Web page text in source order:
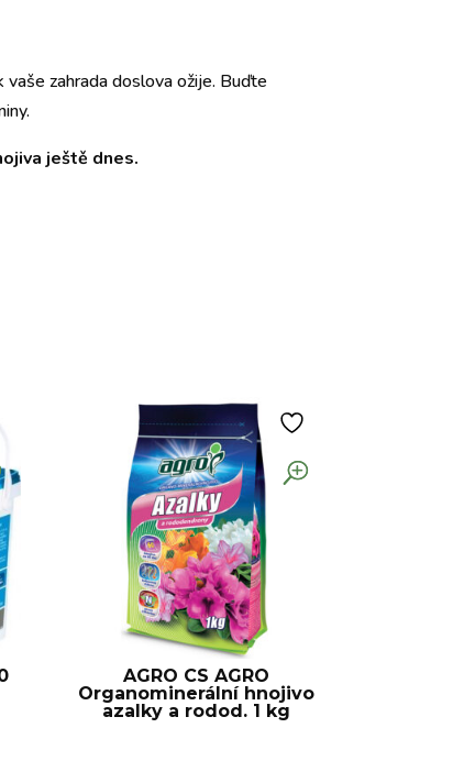
zahrada doslova ožije. Buďte
ještě dnes.
AGRO CS AGRO
Organominerální hnojivo
azalky a rodod. 1 kg